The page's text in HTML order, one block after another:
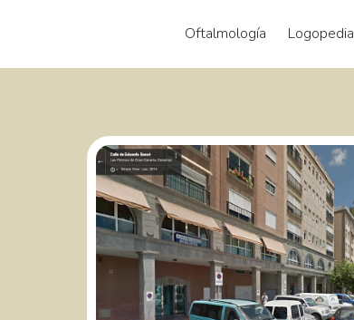
Oftalmología Logopedia